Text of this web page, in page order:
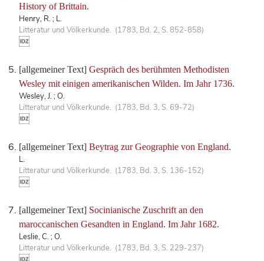
History of Brittain.
Henry, R. ; L.
Litteratur und Völkerkunde. (1783, Bd. 2, S. 852-858)
[allgemeiner Text] Gespräch des berühmten Methodisten
Wesley mit einigen amerikanischen Wilden. Im Jahr 1736.
Wesley, J. ; O.
Litteratur und Völkerkunde. (1783, Bd. 3, S. 69-72)
[allgemeiner Text] Beytrag zur Geographie von England.
L.
Litteratur und Völkerkunde. (1783, Bd. 3, S. 136-152)
[allgemeiner Text] Socinianische Zuschrift an den
maroccanischen Gesandten in England. Im Jahr 1682.
Leslie, C. ; O.
Litteratur und Völkerkunde. (1783, Bd. 3, S. 229-237)